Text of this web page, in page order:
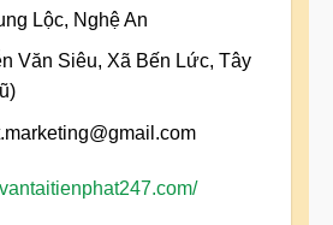
Lộc, Nghệ An
Văn Siêu, Xã Bến Lức, Tây